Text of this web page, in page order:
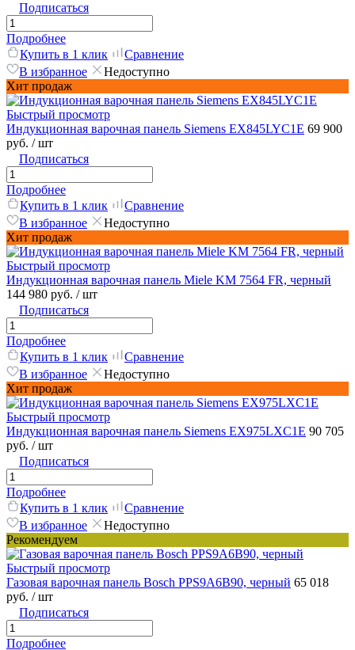
Подписаться
Подробнее
Купить в 1 клик
Сравнение
В избранное
Недоступно
Хит продаж
Быстрый просмотр
Индукционная варочная панель Siemens EX845LYC1E 69 900
руб. / шт
Подписаться
Подробнее
Купить в 1 клик
Сравнение
В избранное
Недоступно
Хит продаж
Быстрый просмотр
Индукционная варочная панель Miele KM 7564 FR, черный
144 980 руб. / шт
Подписаться
Подробнее
Купить в 1 клик
Сравнение
В избранное
Недоступно
Хит продаж
Быстрый просмотр
Индукционная варочная панель Siemens EX975LXC1E 90 705
руб. / шт
Подписаться
Подробнее
Купить в 1 клик
Сравнение
В избранное
Недоступно
Рекомендуем
Быстрый просмотр
Газовая варочная панель Bosch PPS9A6B90, черный 65 018
руб. / шт
Подписаться
Подробнее